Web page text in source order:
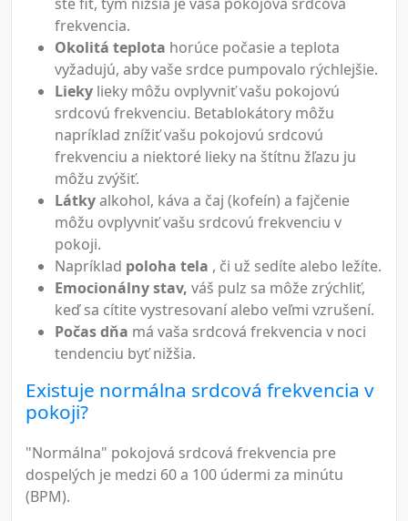
frekvencia.
Okolitá teplota horúce počasie a teplota
vyžadujú, aby vaše srdce pumpovalo rýchlejšie.
Lieky lieky môžu ovplyvniť vašu pokojovú
srdcovú frekvenciu. Betablokátory môžu
napríklad znížiť vašu pokojovú srdcovú
frekvenciu a niektoré lieky na štítnu žľazu ju
môžu zvýšiť.
Látkyalkohol, káva a čaj (kofeín) a fajčenie
môžu ovplyvniť vašu srdcovú frekvenciu v
pokoji.
Napríklad poloha tela , či už sedíte alebo ležíte.
Emocionálny stav, váš pulz sa môže zrýchliť,
keď sa cítite vystresovaní alebo veľmi vzrušení.
Počas dňa má vaša srdcová frekvencia v noci
tendenciu byť nižšia.
Existuje normálna srdcová frekvencia v
pokoji?
"Normálna" pokojová srdcová frekvencia pre
dospelých je medzi 60 a 100 údermi za minútu
(BPM).